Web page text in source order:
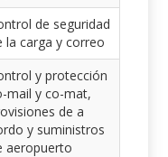
de seguridad
la carga y correo
y protección
mail y co-mat,
de a
y suministros
aeropuerto